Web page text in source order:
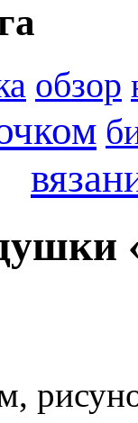
обзор